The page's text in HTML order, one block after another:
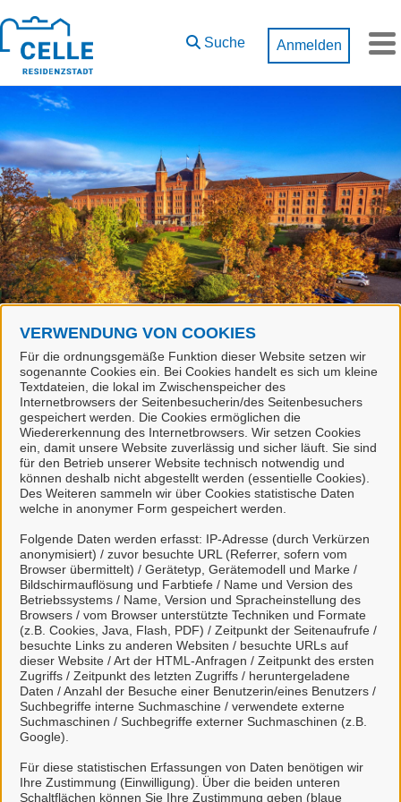
Zum Hauptinhalt springen
VERWENDUNG VON COOKIES
Für die ordnungsgemäße Funktion dieser Website setzen wir
sogenannte Cookies ein. Bei Cookies handelt es sich um kleine
Textdateien, die lokal im Zwischenspeicher des
Internetbrowsers der Seitenbesucherin/des Seitenbesuchers
gespeichert werden. Die Cookies ermöglichen die
Wiedererkennung des Internetbrowsers. Wir setzen Cookies
ein, damit unsere Website zuverlässig und sicher läuft. Sie sind
für den Betrieb unserer Website technisch notwendig und
können deshalb nicht abgestellt werden (essentielle Cookies).
Des Weiteren sammeln wir über Cookies statistische Daten
welche in anonymer Form gespeichert werden.
Folgende Daten werden erfasst: IP-Adresse (durch Verkürzen
anonymisiert) / zuvor besuchte URL (Referrer, sofern vom
Browser übermittelt) / Gerätetyp, Gerätemodell und Marke /
Bildschirmauflösung und Farbtiefe / Name und Version des
Betriebssystems / Name, Version und Spracheinstellung des
Browsers / vom Browser unterstützte Techniken und Formate
(z.B. Cookies, Java, Flash, PDF) / Zeitpunkt der Seitenaufrufe /
besuchte Links zu anderen Websiten / besuchte URLs auf
dieser Website / Art der HTML-Anfragen / Zeitpunkt des ersten
Zugriffs / Zeitpunkt des letzten Zugriffs / heruntergeladene
Daten / Anzahl der Besuche einer Benutzerin/eines Benutzers /
Suchbegriffe interne Suchmaschine / verwendete externe
Suchmaschinen / Suchbegriffe externer Suchmaschinen (z.B.
Google).
Für diese statistischen Erfassungen von Daten benötigen wir
Ihre Zustimmung (Einwilligung). Über die beiden unteren
Schaltflächen können Sie Ihre Zustimmung geben (blaue
Suche Anmelden
Lea Hiermann
Einrichtung
Jugendarbeit
Neues Rathaus
Am Französischen Garten 1
29221 Celle
Kontakt
Tel.:05141 125440
E-Mail:juwi@celle.de
Dienstleistungen
Alle zugeordneten Einrichtungen